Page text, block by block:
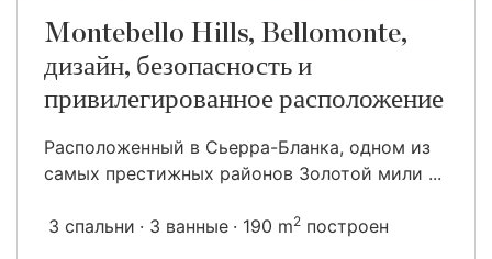
Montebello Hills, Bellomonte,
дизайн, безопасность и
привилегированное расположение
Расположенный в Сьерра-Бланка, одном из
самых престижных районов Золотой мили ...
3 спальни 3 ванные 190 m2 построен